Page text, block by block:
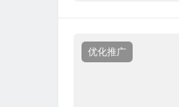
优化推广